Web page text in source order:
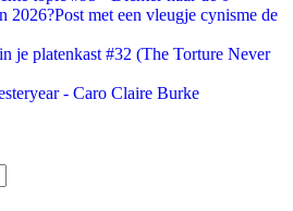
2026?Post met een vleugje cynisme de
je platenkast #32 (The Torture Never
- Caro Claire Burke